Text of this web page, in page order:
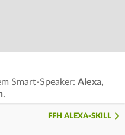
Smart-Speaker: Alexa,
.
FFH ALEXA-SKILL